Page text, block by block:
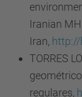
Iranian
Iran, http://
TORRES
regulares,